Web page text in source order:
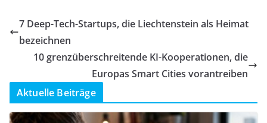
7 Deep-Tech-Startups, die Liechtenstein als Heimat
bezeichnen
10 grenzüberschreitende KI-Kooperationen, die
Europas Smart Cities vorantreiben
Aktuelle Beiträge